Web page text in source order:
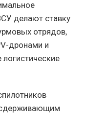
делают ставку
отрядов,
дронами и